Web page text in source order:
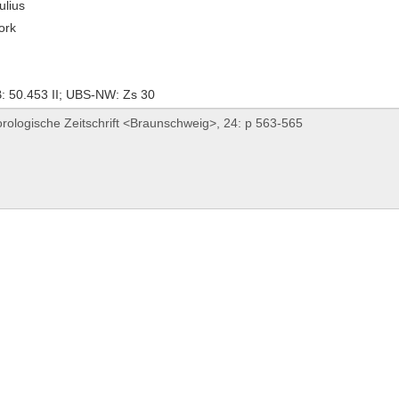
50.453 II; UBS-NW: Zs 30